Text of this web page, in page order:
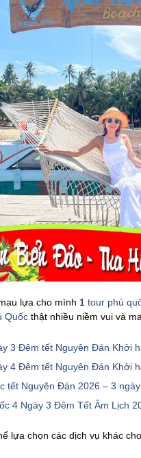
lựa cho mình 1 tour phú
Quốc thật nhiều niềm vui và
3 Đêm tết Nguyên Đán Khởi
4 Đêm tết Nguyên Đán Khởi
tết Nguyên Đán 2026 – 3
4 Ngày 3 Đêm Tết Âm Lịch
lựa chọn các dịch vụ khác